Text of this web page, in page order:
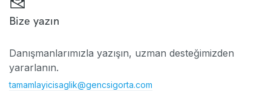
Bize yazın
Danışmanlarımızla yazışın, uzman desteğimizden
yararlanın.
tamamlayicisaglik@gencsigorta.com